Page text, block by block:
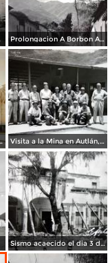
Prolongacion A Borbon Autlán, Jalisco.
Jalisco Visita a la Mina en Autlán, Jalisco 16 deAgosto de 1959
Sismo acaecido el dia 3 de Junio de 1932